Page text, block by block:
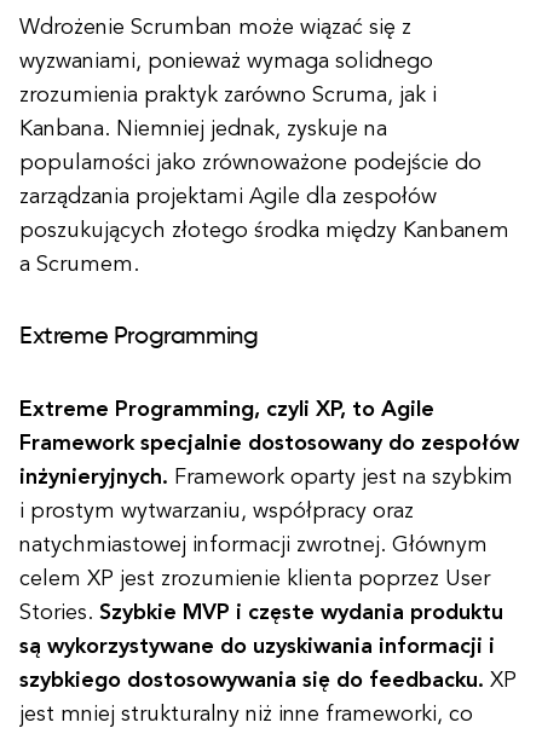
Wdrożenie Scrumban może wiązać się z
wyzwaniami, ponieważ wymaga solidnego
zrozumienia praktyk zarówno Scruma, jak i
Kanbana. Niemniej jednak, zyskuje na
popularności jako zrównoważone podejście do
zarządzania projektami Agile dla zespołów
poszukujących złotego środka między Kanbanem
a Scrumem.
Extreme Programming
Extreme Programming, czyli XP, to Agile
Framework specjalnie dostosowany do zespołów
inżynieryjnych. Framework oparty jest na szybkim
i prostym wytwarzaniu, współpracy oraz
natychmiastowej informacji zwrotnej. Głównym
celem XP jest zrozumienie klienta poprzez User
Stories. Szybkie MVP i częste wydania produktu
są wykorzystywane do uzyskiwania informacji i
szybkiego dostosowywania się do feedbacku. XP
jest mniej strukturalny niż inne frameworki, co